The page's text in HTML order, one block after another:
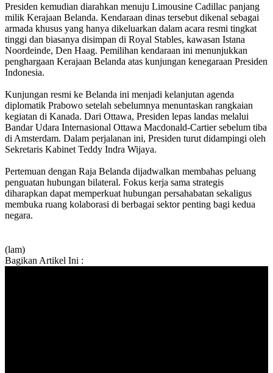
Presiden kemudian diarahkan menuju Limousine Cadillac panjang
milik Kerajaan Belanda. Kendaraan dinas tersebut dikenal sebagai
armada khusus yang hanya dikeluarkan dalam acara resmi tingkat
tinggi dan biasanya disimpan di Royal Stables, kawasan Istana
Noordeinde, Den Haag. Pemilihan kendaraan ini menunjukkan
penghargaan Kerajaan Belanda atas kunjungan kenegaraan Presiden
Indonesia.
Kunjungan resmi ke Belanda ini menjadi kelanjutan agenda
diplomatik Prabowo setelah sebelumnya menuntaskan rangkaian
kegiatan di Kanada. Dari Ottawa, Presiden lepas landas melalui
Bandar Udara Internasional Ottawa Macdonald-Cartier sebelum tiba
di Amsterdam. Dalam perjalanan ini, Presiden turut didampingi oleh
Sekretaris Kabinet Teddy Indra Wijaya.
Pertemuan dengan Raja Belanda dijadwalkan membahas peluang
penguatan hubungan bilateral. Fokus kerja sama strategis
diharapkan dapat memperkuat hubungan persahabatan sekaligus
membuka ruang kolaborasi di berbagai sektor penting bagi kedua
negara.
(lam)
Bagikan Artikel Ini :